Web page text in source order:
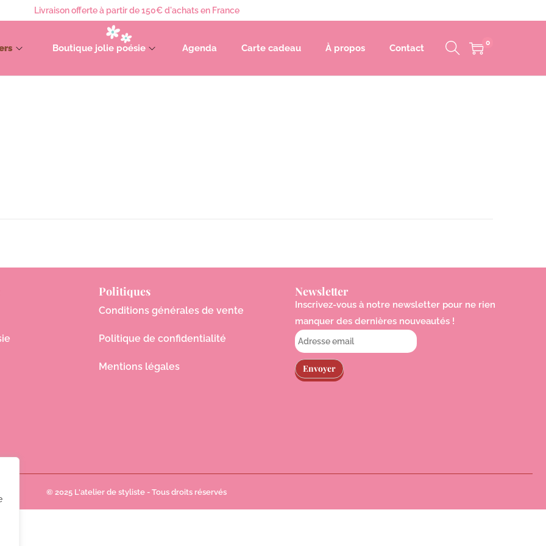
Livraison offerte à partir de 150€ d'achats en France
Boutique jolie poésie Agenda Carte cadeau À propos Contact 0
Politiques
Conditions générales de vente
Politique de confidentialité
Mentions légales
Newsletter
Inscrivez-vous à notre newsletter pour ne rien
manquer des dernières nouveautés !
© 2025 L'atelier de styliste - Tous droits réservés